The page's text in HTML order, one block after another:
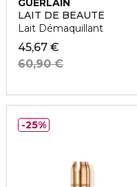
GUERLAIN
LAIT DE BEAUTÉ
Lait Démaquillant
45,67 €
60,90 €
25%